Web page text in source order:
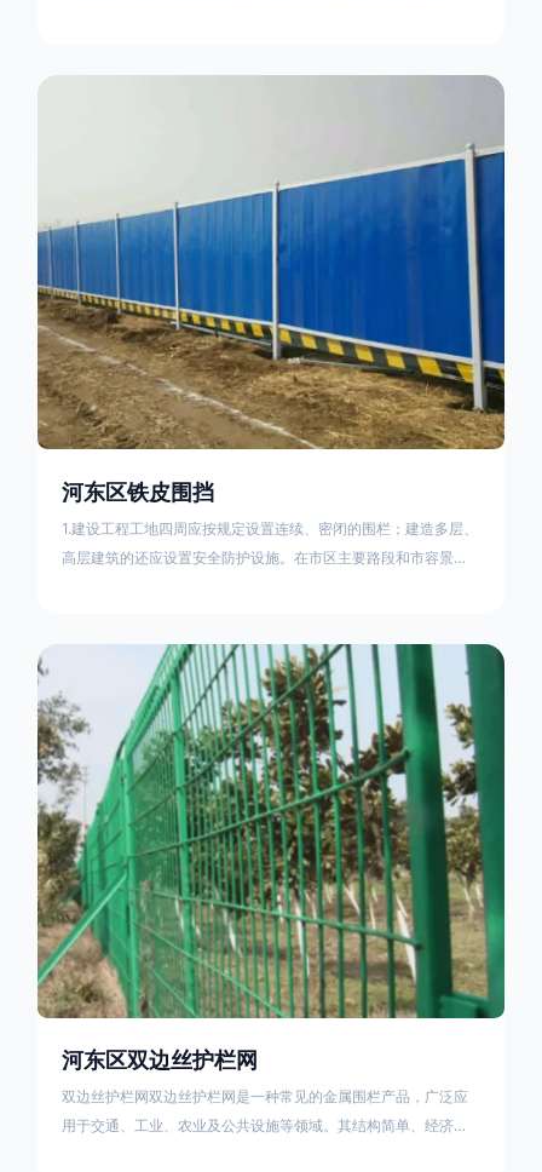
撑、横撑加强筋等部件增强整体稳定性立柱规格：通常为
河东区铁皮围挡
1.建设工程工地四周应按规定设置连续、密闭的围栏；建造多层、
高层建筑的还应设置安全防护设施。在市区主要路段和市容景观
料应保证围栏稳固、整洁、美观。市政工程项目工地，可按工程
进度分段设置围栏或按规定使用统一的连续性护栏设施。施工单
位不得在工地围栏外堆放建筑材料、垃圾和工程渣土。在
河东区双边丝护栏网
双边丝护栏网双边丝护栏网是一种常见的金属围栏产品，广泛应
用于交通、工业、农业及公共设施等领域。其结构简单、经济实